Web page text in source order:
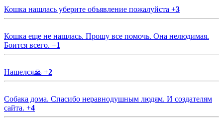
Кошка нашлась уберите объявление пожалуйста +3
Кошка еще не нашлась. Прошу все помочь. Она нелюдимая.
Боится всего. +1
Нашелся🙏 +2
Собака дома. Спасибо неравнодушным людям. И создателям
сайта. +4